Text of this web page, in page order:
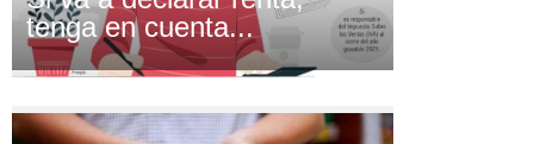
tenga en cuenta...